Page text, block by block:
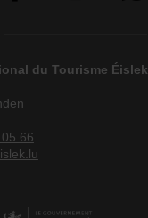
du Tourisme Éislek
66